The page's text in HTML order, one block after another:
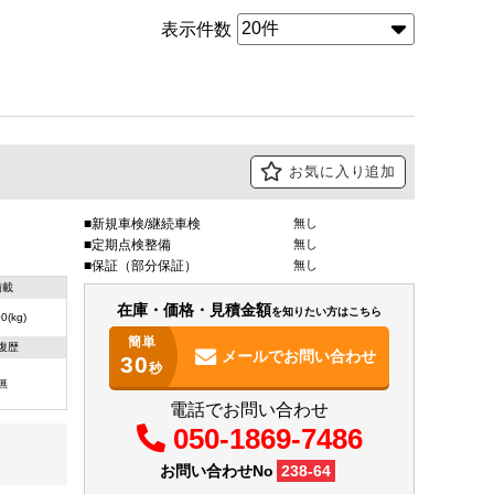
表示件数
お気に入り追加
載
歴
新規車検/継続車検 無し
定期点検整備 無し
保証（部分保証） 無し
在庫・価格・見積金額を知りたい方はこちら
簡単
30秒
メールでお問い合わせ
電話でお問い合わせ
050-1869-7486
お問い合わせNo 238-64